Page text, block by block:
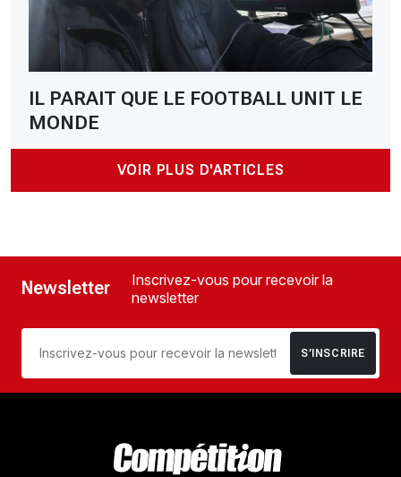
IL PARAIT QUE LE FOOTBALL UNIT LE
MONDE
VOIR PLUS D'ARTICLES
Newsletter
Inscrivez-vous pour recevoir la
newsletter
S’INSCRIRE